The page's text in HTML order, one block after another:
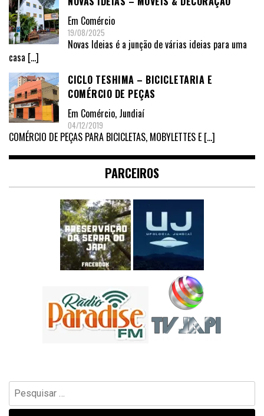
Em Comércio
19/08/2025
Novas Ideias é a junção de várias ideias para uma
casa […]
CICLO TESHIMA – BICICLETARIA E
COMÉRCIO DE PEÇAS
Em Comércio, Jundiaí
04/12/2019
COMÉRCIO DE PEÇAS PARA BICICLETAS, MOBYLETTES E […]
PARCEIROS
Pesquisar
por: